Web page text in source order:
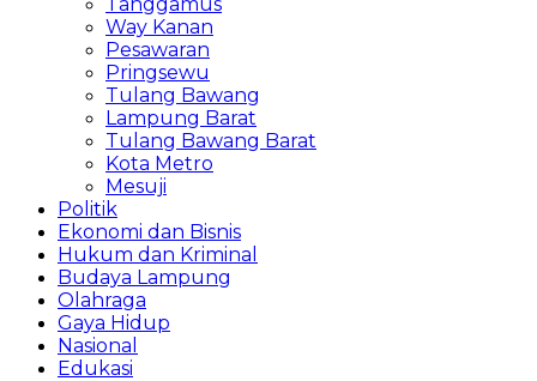
Way Kanan
Pesawaran
Pringsewu
Tulang Bawang
Lampung Barat
Tulang Bawang Barat
Kota Metro
Mesuji
Politik
Ekonomi dan Bisnis
Hukum dan Kriminal
Budaya Lampung
Olahraga
Gaya Hidup
Nasional
Edukasi